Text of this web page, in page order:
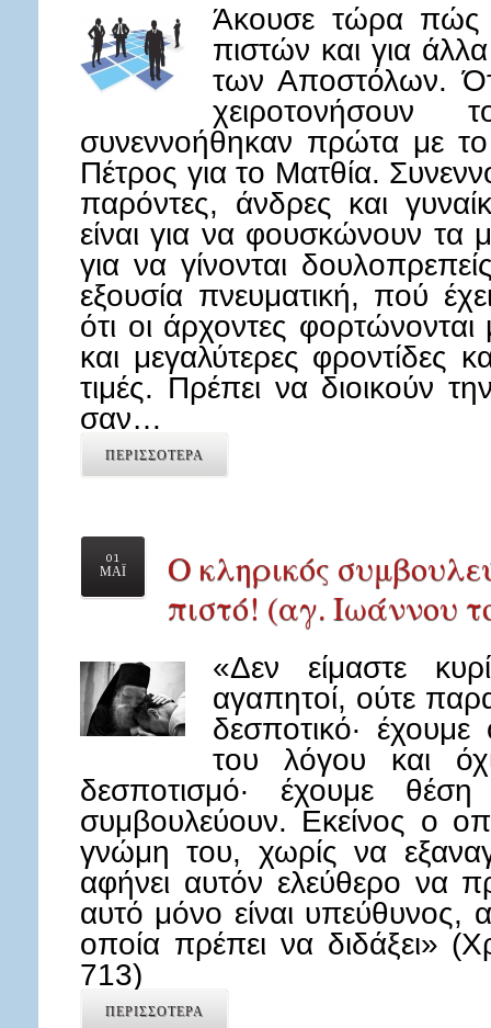
Άκουσε τώρα πώς
πιστών και για
των Αποστόλων.
χειροτονήσουν
συνεννοήθηκαν πρώτα με
Πέτρος για το Ματθία.
παρόντες, άνδρες και
είναι για να φουσκώνουν
για να γίνονται
εξουσία πνευματική, πού
ότι οι άρχοντες
και μεγαλύτερες φροντίδες
τιμές. Πρέπει να διοικούν
σαν…
ΠΕΡΙΣΣΟΤΕΡΑ
01
ΜΑΪ
Ο κληρικός
πιστό! (αγ. Ιωάννου
«Δεν είμαστε
αγαπητοί, ούτε
δεσποτικό· έχουμε
του λόγου και
δεσποτισμό· έχουμε
συμβουλεύουν. Εκείνος ο
γνώμη του, χωρίς να
αφήνει αυτόν ελεύθερο να
αυτό μόνο είναι υπεύθυνος,
οποία πρέπει να διδάξει»
713)
ΠΕΡΙΣΣΟΤΕΡΑ